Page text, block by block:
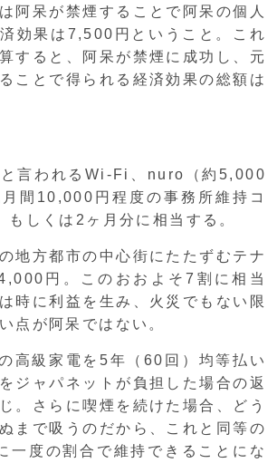
阿呆が禁煙することで阿呆の個人
効果は7,500円ということ。これ
すると、阿呆が禁煙に成功し、元
ことで得られる経済効果の総額は
言われるWi-Fi、nuro（約5,000
間10,000円程度の事務所維持コ
もしくは2ヶ月分に相当する。
地方都市の中心街にたたずむテナ
円。このおおよそ7割に相当
時に利益を生み、火災でもない限
点が阿呆ではない。
高級家電を5年（60回）均等払い
ジャパネットが負担した場合の返
。さらに喫煙を続けた場合、どう
まで吸うのだから、これと同等の
一度の割合で維持できることにな